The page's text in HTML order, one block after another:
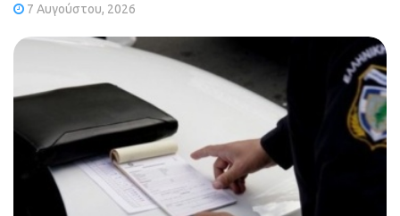
7 Αυγούστου, 2026